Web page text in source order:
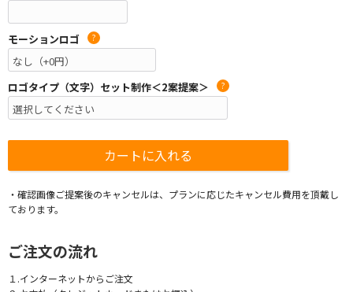
モーションロゴ ?
ロゴタイプ（文字）セット制作＜2案提案＞ ?
・確認画像ご提案後のキャンセルは、プランに応じたキャンセル費用を頂戴し
ております。
ご注文の流れ
１.インターネットからご注文